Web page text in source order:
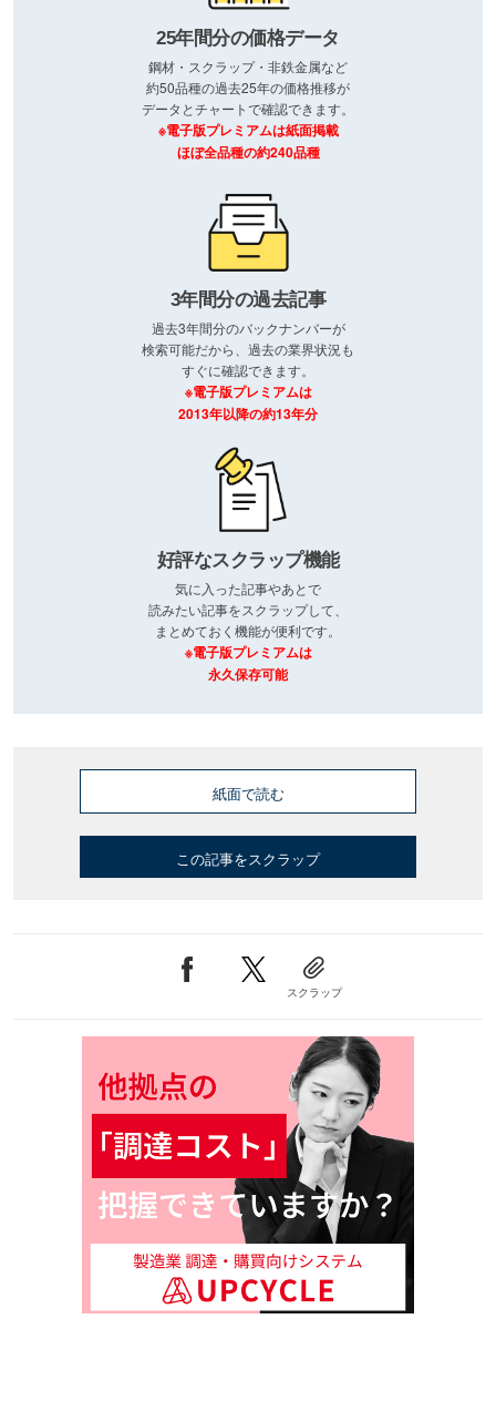
25年間分の価格データ
鋼材・スクラップ・非鉄金属など
約50品種の過去25年の価格推移が
データとチャートで確認できます。
※電子版プレミアムは紙面掲載
ほぼ全品種の約240品種
3年間分の過去記事
過去3年間分のバックナンバーが
検索可能だから、過去の業界状況も
すぐに確認できます。
※電子版プレミアムは
2013年以降の約13年分
好評なスクラップ機能
気に入った記事やあとで
読みたい記事をスクラップして、
まとめておく機能が便利です。
※電子版プレミアムは
永久保存可能
紙面で読む
この記事をスクラップ
スクラップ